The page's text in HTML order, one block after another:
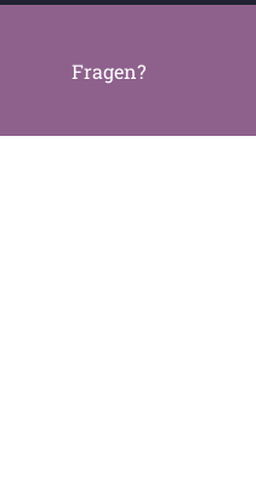
Fragen?
Borsigstraße 26